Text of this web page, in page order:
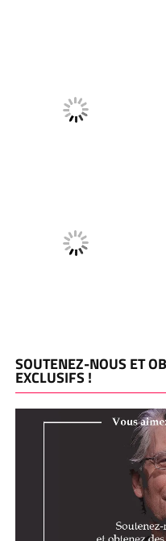
SOUTENEZ-NOUS ET
EXCLUSIFS !